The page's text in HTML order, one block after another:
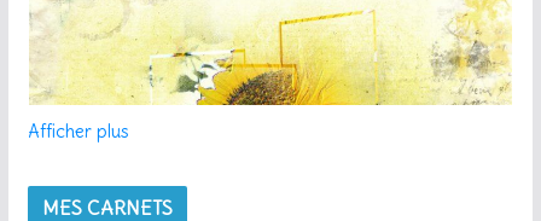
Afficher plus
MES CARNETS